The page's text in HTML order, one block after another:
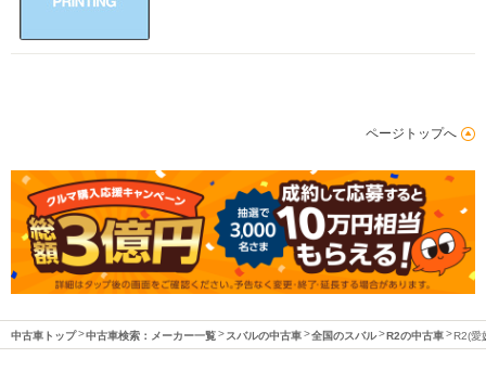
ページトップへ
中古車トップ 中古車検索：メーカー一覧 スバルの中古車 全国のスバル R2の中古車 R2(愛